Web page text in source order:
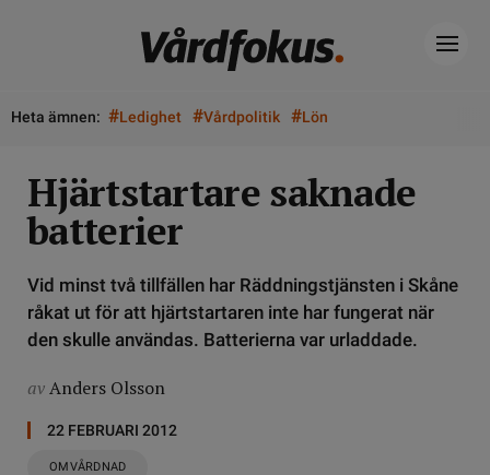
Heta ämnen: #Ledighet #Vårdpolitik #Lön
Hjärtstartare saknade
batterier
Vid minst två tillfällen har Räddningstjänsten i Skåne
råkat ut för att hjärtstartaren inte har fungerat när
den skulle användas. Batterierna var urladdade.
avAnders Olsson
22 FEBRUARI 2012
OMVÅRDNAD